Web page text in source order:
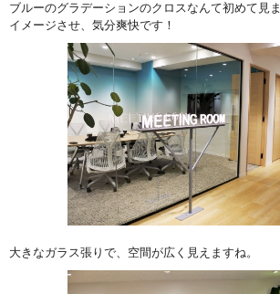
ブルーのグラデーションのクロスなんて初めて見
イメージさせ、気分爽快です！
大きなガラス張りで、空間が広く見えますね。